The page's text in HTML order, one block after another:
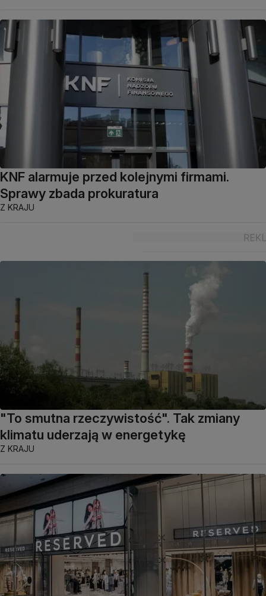
KNF alarmuje przed kolejnymi firmami.
Sprawy zbada prokuratura
Z KRAJU
"To smutna rzeczywistość". Tak zmiany
klimatu uderzają w energetykę
Z KRAJU